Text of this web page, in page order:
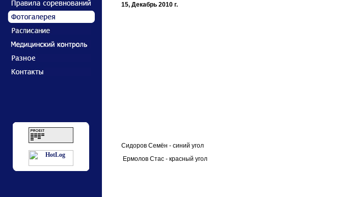
15, Декабрь 2010 г.
Сидоров Семён - синий угол
Ермолов Стас - красный угол